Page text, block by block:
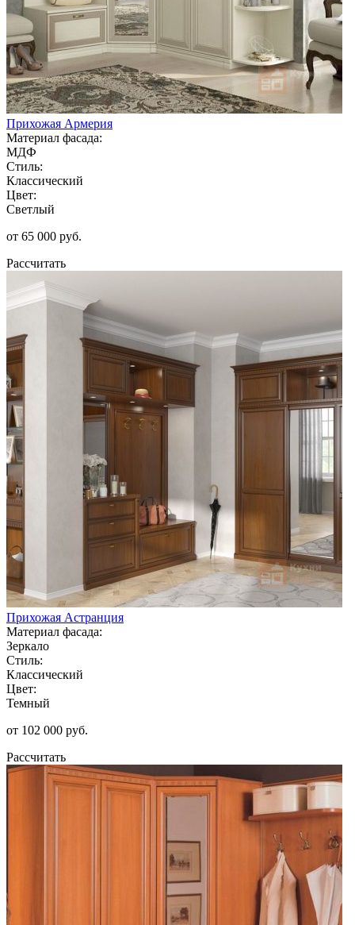
Прихожая Армерия
Материал фасада:
МДФ
Стиль:
Классический
Цвет:
Светлый
от 65 000 руб.
Рассчитать
Прихожая Астранция
Материал фасада:
Зеркало
Стиль:
Классический
Цвет:
Темный
от 102 000 руб.
Рассчитать